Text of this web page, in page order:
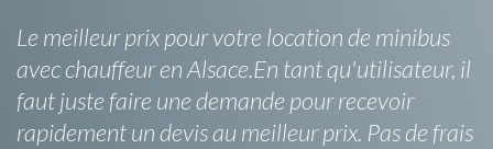
Le meilleur prix pour votre location de minibus
avec chauffeur en Alsace.En tant qu'utilisateur, il
faut juste faire une demande pour recevoir
rapidement un devis au meilleur prix. Pas de frais